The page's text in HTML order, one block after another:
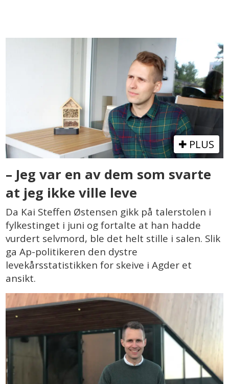
PLUS
– Jeg var en av dem som svarte
at jeg ikke ville leve
Da Kai Steffen Østensen gikk på talerstolen i
fylkestinget i juni og fortalte at han hadde
vurdert selvmord, ble det helt stille i salen. Slik
ga Ap-politikeren den dystre
levekårsstatistikken for skeive i Agder et
ansikt.